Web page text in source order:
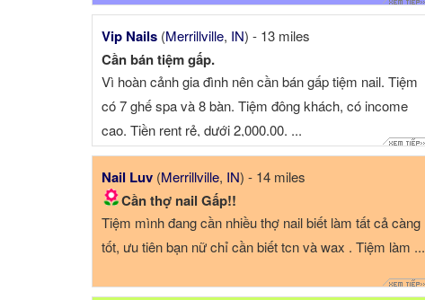
Vip Nails (Merrillville, IN) - 13 miles
Cần bán tiệm gấp.
Vì hoàn cảnh gia đình nên cần bán gấp tiệm nail. Tiệm
có 7 ghế spa và 8 bàn. Tiệm đông khách, có income
cao. Tiền rent rẻ, dưới 2,000.00. ...
Nail Luv (Merrillville, IN) - 14 miles
Cần thợ nail Gấp!!
Tiệm mình đang cần nhiều thợ nail biết làm tất cả càng
tốt, ưu tiên bạn nữ chỉ cần biết tcn và wax . Tiệm làm ...